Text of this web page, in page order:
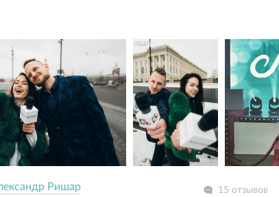
Ришар
15 отзывов